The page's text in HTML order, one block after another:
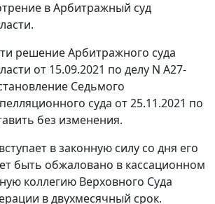
в Арбитражный суд
решение Арбитражного суда
от 15.09.2021 по делу N А27-
Седьмого
суда от 25.11.2021 по
без изменения.
в законную силу со дня его
быть обжаловано в кассационном
коллегию Верховного Суда
в двухмесячный срок.